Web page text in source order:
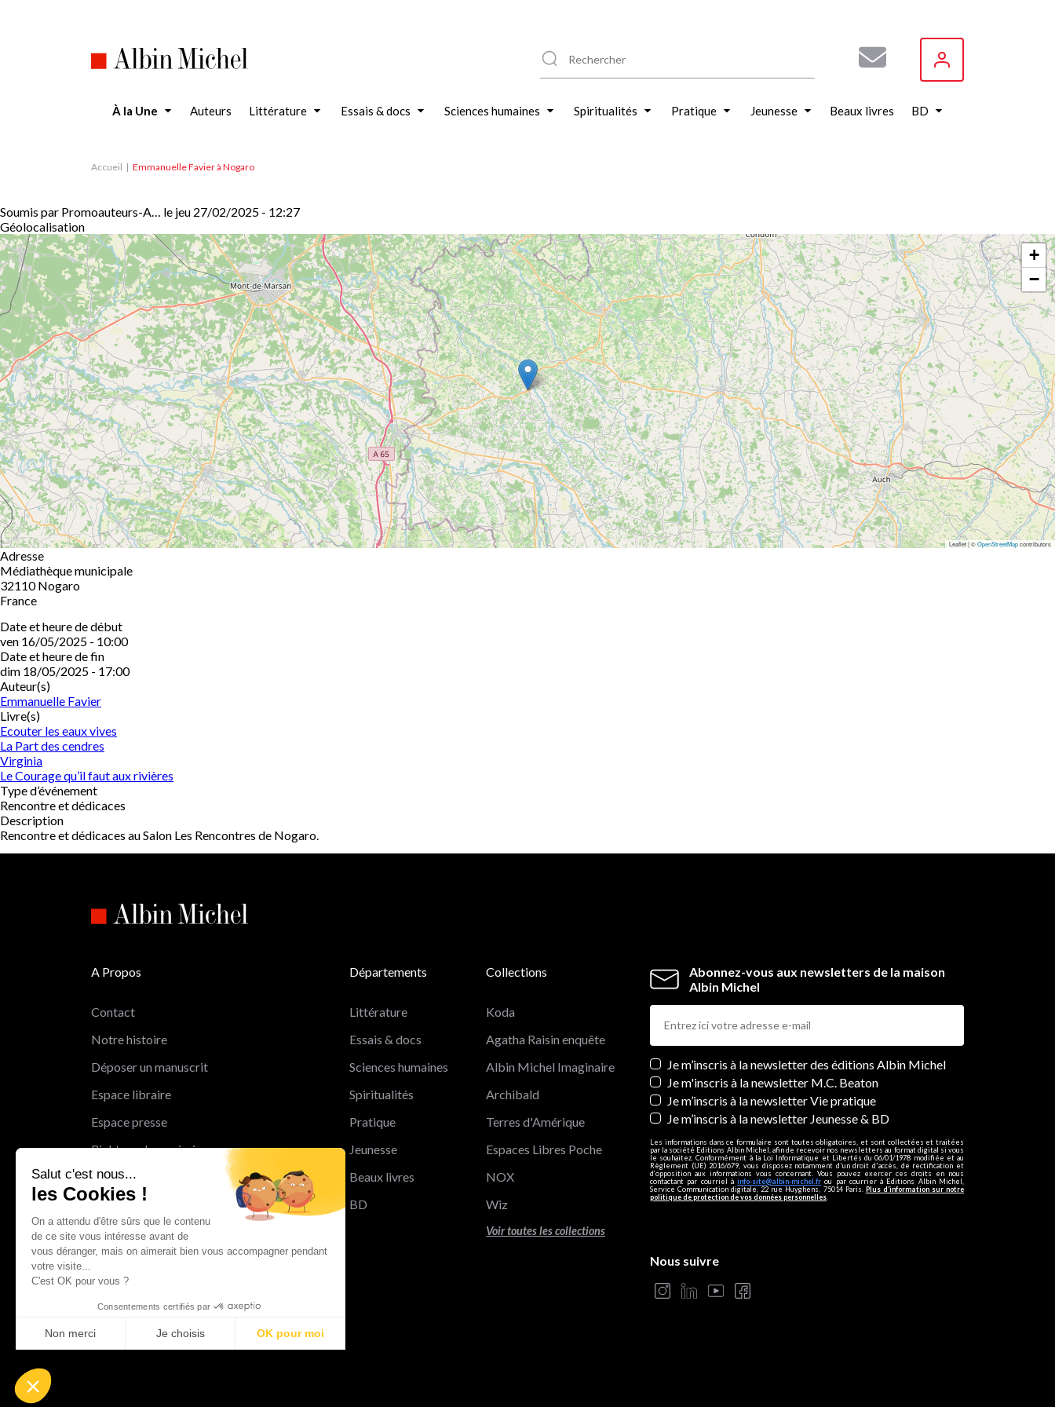
Salut c'est nous...
les Cookies !
On a attendu d'être sûrs que le contenu
de ce site vous intéresse avant de
vous déranger, mais on aimerait bien vous accompagner pendant
votre visite...
C'est OK pour vous ?
Consentements certifiés par
Non merci Je choisis OK pour moi
Notre plateforme vous permet d'adapter et de gérer vos paramètres de confidentialité, en garantissant la conformité avec les réglementations. Personnalisez vos préférences pour
À la Une Auteurs Littérature Essais & docs Sciences humaines Spiritualités Pratique Jeunesse Beaux livres BD
Accueil Emmanuelle Favier à Nogaro
Soumis par Promoauteurs-A… le jeu 27/02/2025 - 12:27
Géolocalisation
+
−
Leaflet | ©OpenStreetMapcontributors
Adresse
Médiathèque municipale
32110 Nogaro
France
Date et heure de début
ven 16/05/2025 - 10:00
Date et heure de fin
dim 18/05/2025 - 17:00
Auteur(s)
Emmanuelle Favier
Livre(s)
Ecouter les eaux vives
La Part des cendres
Virginia
Le Courage qu’il faut aux rivières
Type d’événement
Rencontre et dédicaces
Description
Rencontre et dédicaces au Salon Les Rencontres de Nogaro.
Abonnez-vous aux newsletters de la maison
Albin Michel
Newsletters
Je m’inscris à la newsletter des éditions Albin Michel
Je m'inscris à la newsletter M.C. Beaton
Je m’inscris à la newsletter Vie pratique
Je m’inscris à la newsletter Jeunesse & BD
Les informations dans ce formulaire sont toutes obligatoires, et sont collectées et traitées
par la société Editions Albin Michel, afin de recevoir nos newsletters au format digital si vous
le souhaitez. Conformément à la Loi Informatique et Libertés du 06/01/1978 modifiée et au
Règlement (UE) 2016/679, vous disposez notamment d'un droit d'accès, de rectification et
d’opposition aux informations vous concernant. Vous pouvez exercer ces droits en nous
contactant par courriel àinfo-site@albin-michel.fr ou par courrier à Editions Albin Michel,
Service Communication digitale, 22 rue Huyghens, 75014 Paris. Plus d’information sur notre
politique de protection de vos données personnelles
A Propos
Contact
Notre histoire
Déposer un manuscrit
Espace libraire
Espace presse
Rights and permissions
Mentions légales
Cookies
Charte de protection des données
personnelles
Le Groupe Albin Michel
Les librairies du groupe Albin Michel
Albin Michel Imaginaire
Départements
Littérature
Essais & docs
Sciences humaines
Spiritualités
Pratique
Jeunesse
Beaux livres
BD
Collections
Koda
Agatha Raisin enquête
Albin Michel Imaginaire
Archibald
Terres d'Amérique
Espaces Libres Poche
NOX
Wiz
Voir toutes les collections
Nous suivre